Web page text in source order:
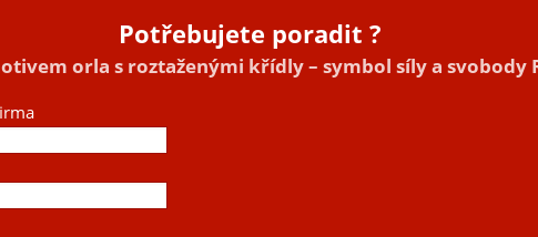
Potřebujete poradit ?
orla s roztaženými křídly – symbol síly a svobody